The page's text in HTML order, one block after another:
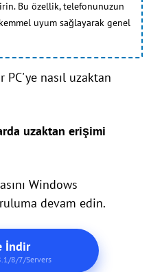
Bu özellik, telefonunuzun
uyum sağlayarak genel
nasıl uzaktan
uzaktan erişimi
Windows
devam edin.
İndir
8/7/Servers